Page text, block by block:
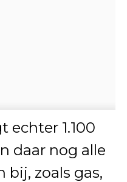
echter 1.100
daar nog alle
bij, zoals gas,